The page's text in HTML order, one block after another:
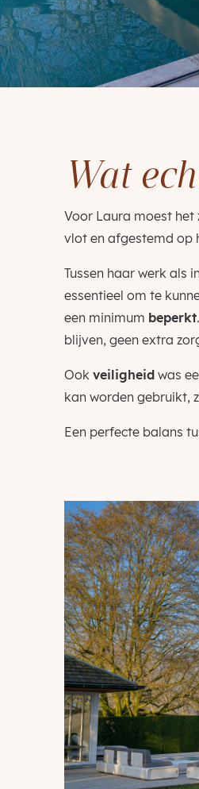
Wat
Voor Laura moest het
vlot en afgestemd op
Tussen haar werk als
essentieel om te
een minimum beperkt
blijven, geen extra
Ook veiligheidwas
kan worden gebruikt,
Een perfecte balans